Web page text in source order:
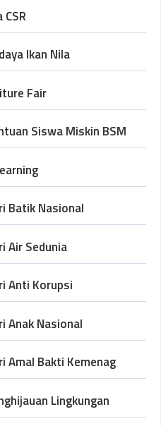
Ikan Nila
Fair
Siswa Miskin BSM
Batik Nasional
Air Sedunia
Anti Korupsi
Anak Nasional
Amal Bakti Kemenag
Lingkungan